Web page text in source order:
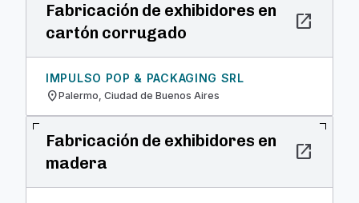
Fabricación de exhibidores en
cartón corrugado
open_in_new
IMPULSO POP & PACKAGING SRL
location_onPalermo, Ciudad de Buenos Aires
Fabricación de exhibidores en
madera
open_in_new